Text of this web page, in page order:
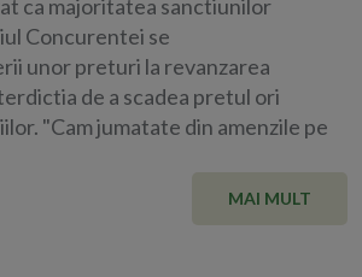
ca majoritatea sanctiunilor
Concurentei se
unor preturi la revanzarea
de a scadea pretul ori
"Cam jumatate din amenzile pe
MAI MULT